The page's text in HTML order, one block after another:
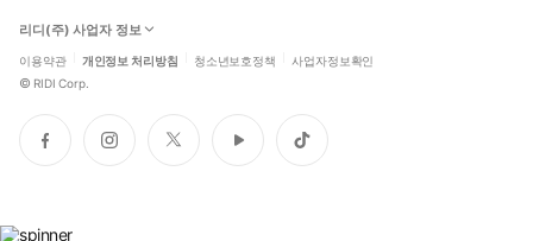
리디(주) 사업자 정보
이용약관 개인정보 처리방침 청소년보호정책 사업자정보확인
© RIDI Corp.
페
이
인
스
트
위
유
튜
틱
톡